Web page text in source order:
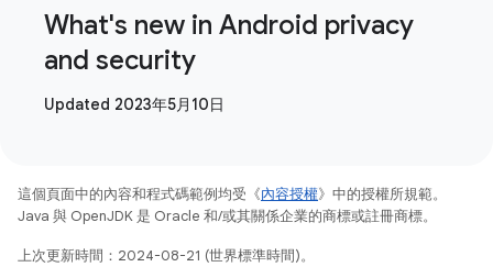
What's new in Android privacy
and security
Updated 2023年5月10日
這個頁面中的內容和程式碼範例均受《內容授權》中的授權所規範。
Java 與 OpenJDK 是 Oracle 和/或其關係企業的商標或註冊商標。
上次更新時間：2024-08-21 (世界標準時間)。